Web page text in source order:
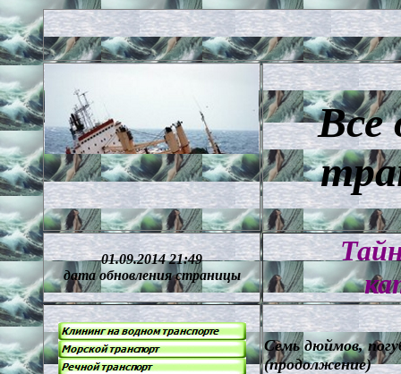
Все
01.09.2014 21:49
дата обновления страницы
Семь дюймов,
(продолжение)